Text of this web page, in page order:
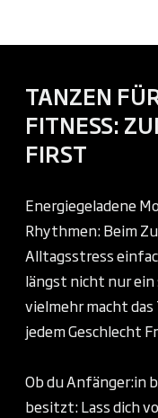
TANZEN
FITNESS:
FIRST
Energiegeladene
Rhythmen: Beim
Alltagsstress
längst nicht nur
vielmehr macht
jedem Geschlecht
Ob du Anfänger:in
besitzt: Lass dich